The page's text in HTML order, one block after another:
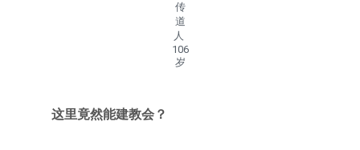
传
道
人
106
岁
这里竟然能建教会？